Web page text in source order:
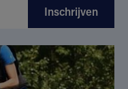
Inschrijven